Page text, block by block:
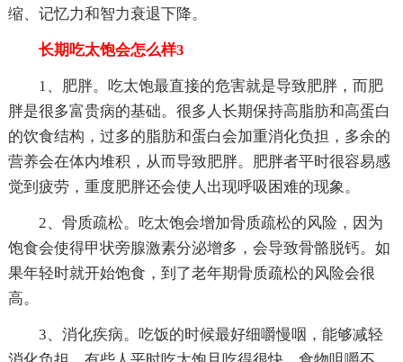
缩、记忆力和智力衰退下降。
长期吃太饱会怎么样3
1、肥胖。吃太饱最直接的危害就是导致肥胖，而肥
胖是很多富贵病的基础。很多人长期保持高脂肪和高蛋白
的饮食结构，过多的脂肪和蛋白会加重消化负担，多余的
营养会在体内堆积，从而导致肥胖。肥胖者平时很容易感
觉到疲劳，重度肥胖还会使人出现呼吸困难的现象。
2、骨质疏松。吃太饱会增加骨质疏松的风险，因为
饱食会使得甲状旁腺激素分泌增多，会导致骨骼脱钙。如
果年轻时就开始饱食，到了老年期骨质疏松的风险会很
高。
3、消化疾病。吃饭的时候最好细嚼慢咽，能够减轻